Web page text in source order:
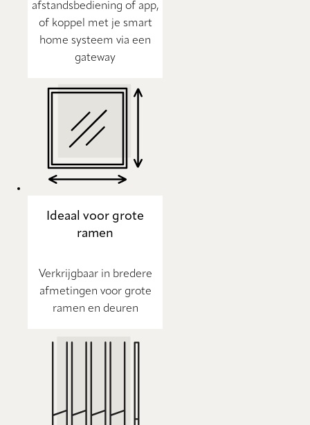
afstandsbediening of app,
of koppel met je smart
home systeem via een
gateway
Ideaal voor grote
ramen
Verkrijgbaar in bredere
afmetingen voor grote
ramen en deuren